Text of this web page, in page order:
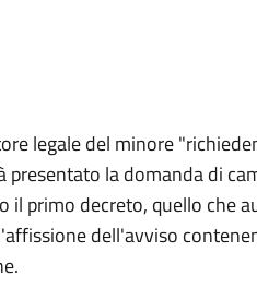
legale del minore
la domanda di
primo decreto, quello che
dell'avviso